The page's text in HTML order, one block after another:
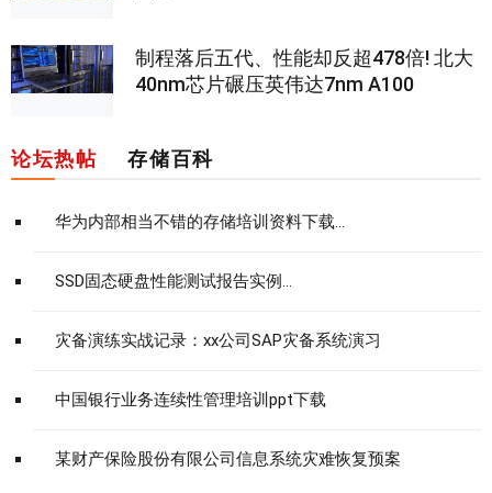
制程落后五代、性能却反超478倍! 北大
40nm芯片碾压英伟达7nm A100
论坛热帖 存储百科
华为内部相当不错的存储培训资料下载...
SSD固态硬盘性能测试报告实例...
灾备演练实战记录：xx公司SAP灾备系统演习
中国银行业务连续性管理培训ppt下载
某财产保险股份有限公司信息系统灾难恢复预案